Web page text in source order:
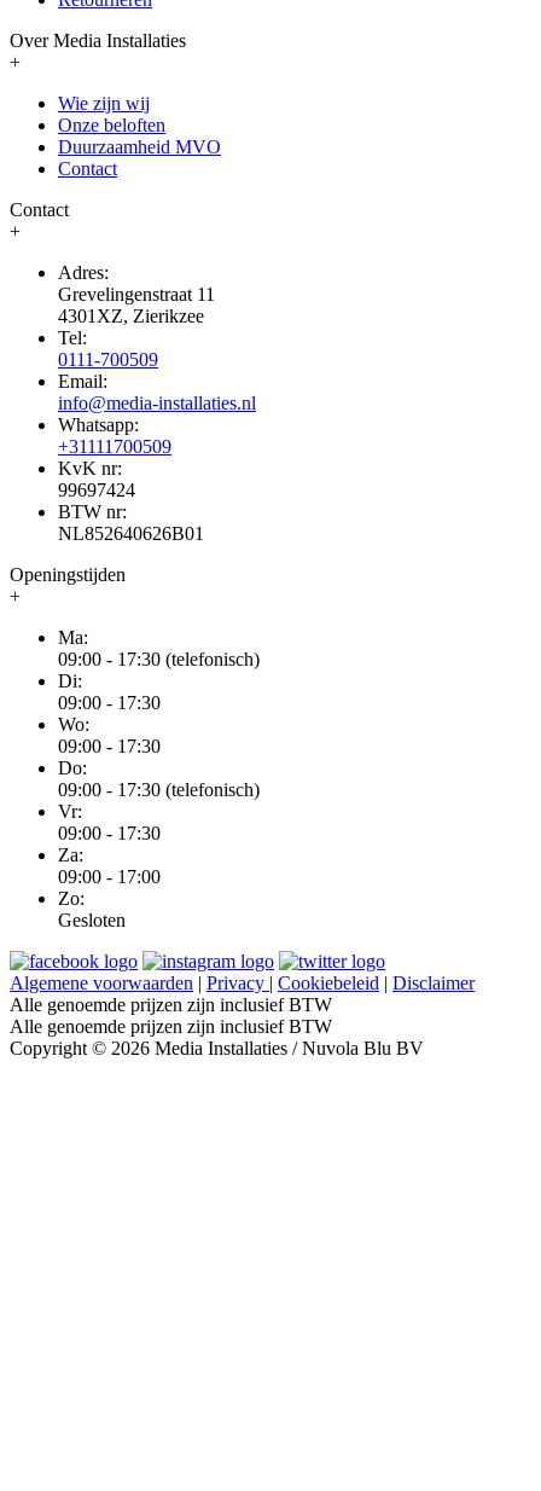
Over Media Installaties
+
Wie zijn wij
Onze beloften
Duurzaamheid MVO
Contact
Contact
+
Adres:
Grevelingenstraat 11
4301XZ, Zierikzee
Tel:
0111-700509
Email:
info@media-installaties.nl
Whatsapp:
+31111700509
KvK nr:
99697424
BTW nr:
NL852640626B01
Openingstijden
+
Ma:
09:00 - 17:30 (telefonisch)
Di:
09:00 - 17:30
Wo:
09:00 - 17:30
Do:
09:00 - 17:30 (telefonisch)
Vr:
09:00 - 17:30
Za:
09:00 - 17:00
Zo:
Gesloten
Algemene voorwaarden | Privacy | Cookiebeleid | Disclaimer
Alle genoemde prijzen zijn inclusief BTW
Alle genoemde prijzen zijn inclusief BTW
Copyright © 2026 Media Installaties / Nuvola Blu BV